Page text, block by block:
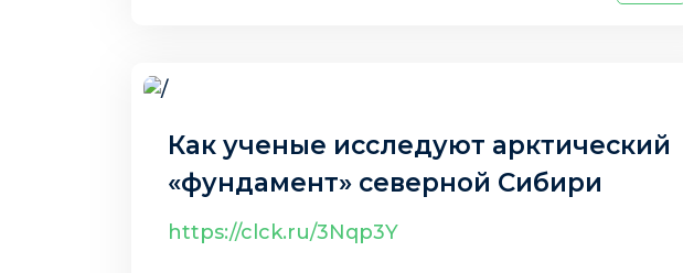
Как ученые исследуют арктический
«фундамент» северной Сибири
https://clck.ru/3Nqp3Y